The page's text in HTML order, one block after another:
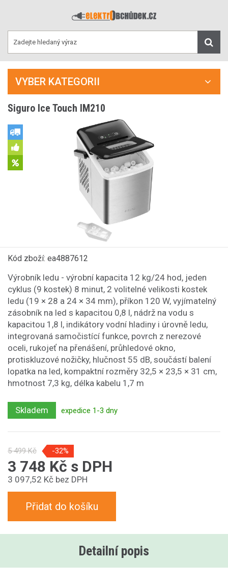
VYBER KATEGORII
Siguro Ice Touch IM210
Kód zboží: ea4887612
Výrobník ledu - výrobní kapacita 12 kg/24 hod, jeden
cyklus (9 kostek) 8 minut, 2 volitelné velikosti kostek
ledu (19 × 28 a 24 × 34 mm), příkon 120 W, vyjímatelný
zásobník na led s kapacitou 0,8 l, nádrž na vodu s
kapacitou 1,8 l, indikátory vodní hladiny i úrovně ledu,
integrovaná samočistící funkce, povrch z nerezové
oceli, rukojeť na přenášení, průhledové okno,
protiskluzové nožičky, hlučnost 55 dB, součástí balení
lopatka na led, kompaktní rozměry 32,5 × 23,5 × 31 cm,
hmotnost 7,3 kg, délka kabelu 1,7 m
Skladem expedice 1-3 dny
5 499 Kč -32%
3 748 Kč s DPH
3 097,52 Kč bez DPH
Přidat do košíku
Detailní popis